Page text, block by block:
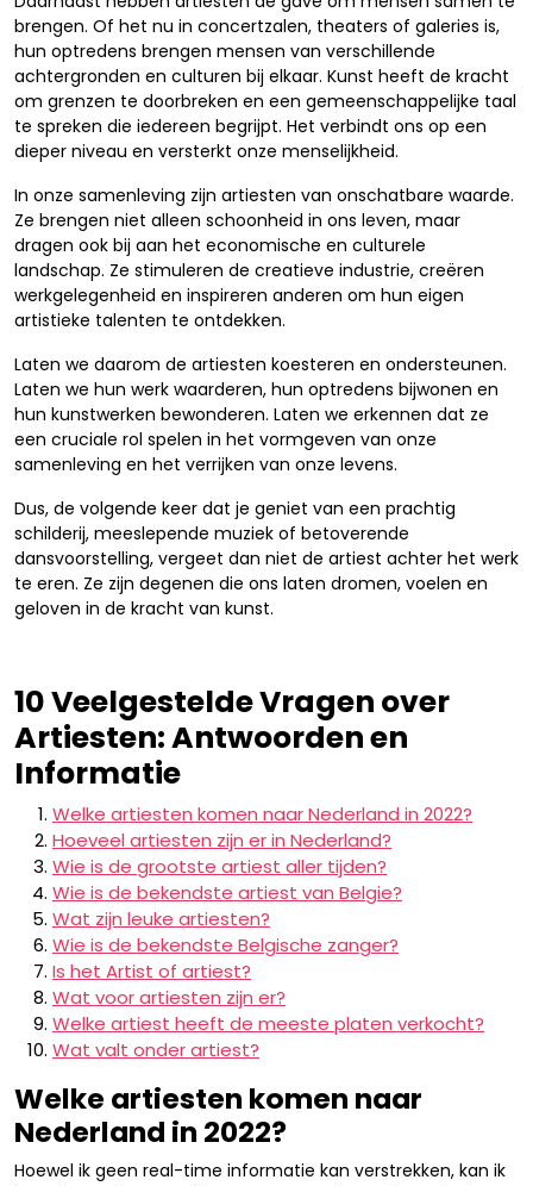
brengen. Of het nu in concertzalen, theaters of galeries is,
hun optredens brengen mensen van verschillende
achtergronden en culturen bij elkaar. Kunst heeft de kracht
om grenzen te doorbreken en een gemeenschappelijke taal
te spreken die iedereen begrijpt. Het verbindt ons op een
dieper niveau en versterkt onze menselijkheid.
In onze samenleving zijn artiesten van onschatbare waarde.
Ze brengen niet alleen schoonheid in ons leven, maar
dragen ook bij aan het economische en culturele
landschap. Ze stimuleren de creatieve industrie, creëren
werkgelegenheid en inspireren anderen om hun eigen
artistieke talenten te ontdekken.
Laten we daarom de artiesten koesteren en ondersteunen.
Laten we hun werk waarderen, hun optredens bijwonen en
hun kunstwerken bewonderen. Laten we erkennen dat ze
een cruciale rol spelen in het vormgeven van onze
samenleving en het verrijken van onze levens.
Dus, de volgende keer dat je geniet van een prachtig
schilderij, meeslepende muziek of betoverende
dansvoorstelling, vergeet dan niet de artiest achter het werk
te eren. Ze zijn degenen die ons laten dromen, voelen en
geloven in de kracht van kunst.
10 Veelgestelde Vragen over
Artiesten: Antwoorden en
Informatie
Welke artiesten komen naar Nederland in 2022?
Hoeveel artiesten zijn er in Nederland?
Wie is de grootste artiest aller tijden?
Wie is de bekendste artiest van Belgie?
Wat zijn leuke artiesten?
Wie is de bekendste Belgische zanger?
Is het Artist of artiest?
Wat voor artiesten zijn er?
Welke artiest heeft de meeste platen verkocht?
Wat valt onder artiest?
Welke artiesten komen naar
Nederland in 2022?
Hoewel ik geen real-time informatie kan verstrekken, kan ik